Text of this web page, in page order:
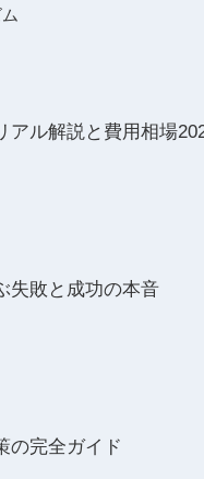
アル解説と費用相場
失敗と成功の本音
の完全ガイド